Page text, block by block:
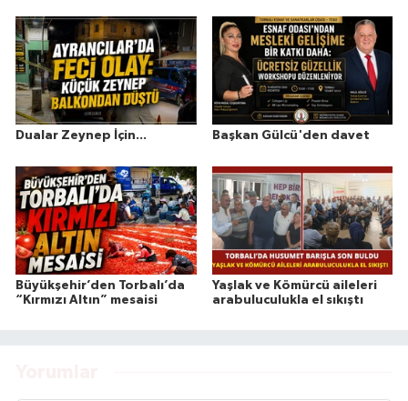
Dualar Zeynep İçin... Başkan Gülcü'den davet
Büyükşehir’den Torbalı’da
“Kırmızı Altın” mesaisi
Yaşlak ve Kömürcü aileleri
arabuluculukla el sıkıştı